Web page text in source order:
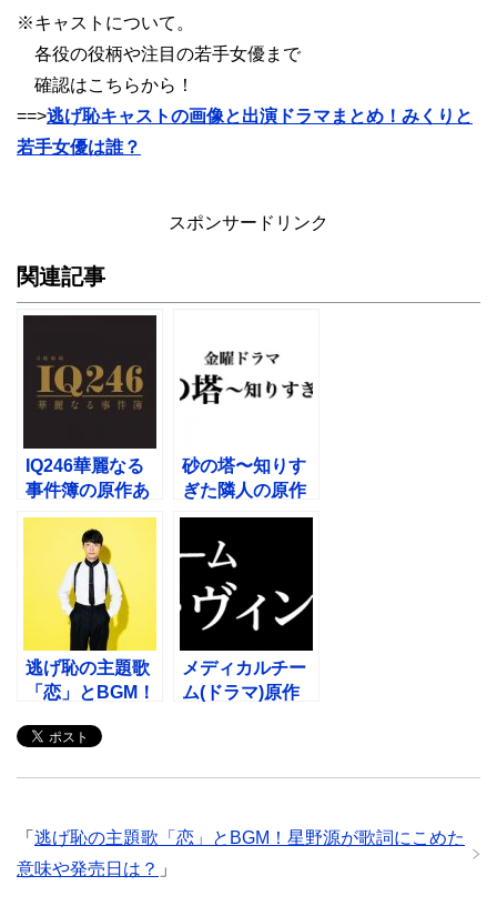
※キャストについて。
各役の役柄や注目の若手女優まで
確認はこちらから！
==>逃げ恥キャストの画像と出演ドラマまとめ！みくりと
若手女優は誰？
スポンサードリンク
関連記事
IQ246華麗なる
事件簿の原作あ
らすじは？いつ
から放送？
砂の塔〜知りす
ぎた隣人の原作
あらすじ！いつ
から放送？
逃げ恥の主題歌
「恋」とBGM！
こめた意味や発
メディカルチー
ム(ドラマ)原作
「 逃げ恥の主題歌「恋」とBGM！星野源が歌詞にこめた
意味や発売日は？ 」